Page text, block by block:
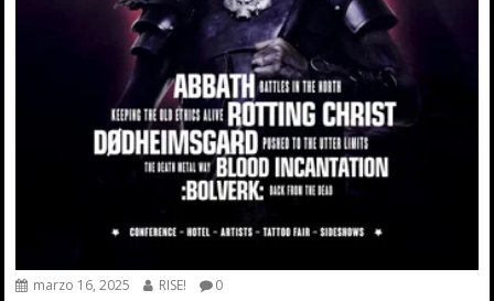
marzo 16, 2025 RISE! 0